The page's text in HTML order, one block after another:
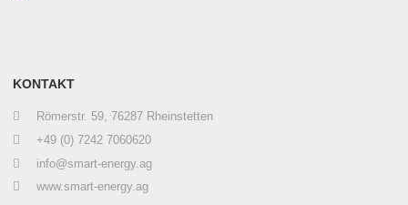
KONTAKT
Römerstr. 59, 76287 Rheinstetten
+49 (0) 7242 7060620
info@smart-energy.ag
www.smart-energy.ag